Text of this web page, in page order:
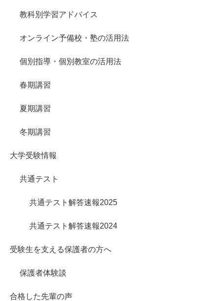
教科別学習アドバイス
オンライン予備校・塾の活用法
個別指導・個別教室の活用法
春期講習
夏期講習
冬期講習
大学受験情報
共通テスト
共通テスト解答速報2025
共通テスト解答速報2024
受験生を支える保護者の方へ
保護者体験談
合格した先輩の声